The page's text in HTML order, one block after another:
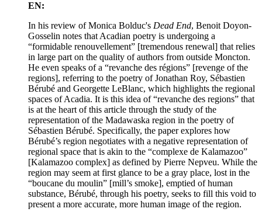
EN:
In his review of Monica Bolduc's Dead End, Benoit Doyon-
Gosselin notes that Acadian poetry is undergoing a
“formidable renouvellement” [tremendous renewal] that relies
in large part on the quality of authors from outside Moncton.
He even speaks of a “revanche des régions” [revenge of the
regions], referring to the poetry of Jonathan Roy, Sébastien
Bérubé and Georgette LeBlanc, which highlights the regional
spaces of Acadia. It is this idea of “revanche des regions” that
is at the heart of this article through the study of the
representation of the Madawaska region in the poetry of
Sébastien Bérubé. Specifically, the paper explores how
Bérubé’s region negotiates with a negative representation of
regional space that is akin to the “complexe de Kalamazoo”
[Kalamazoo complex] as defined by Pierre Nepveu. While the
region may seem at first glance to be a gray place, lost in the
“boucane du moulin” [mill’s smoke], emptied of human
substance, Bérubé, through his poetry, seeks to fill this void to
present a more accurate, more human image of the region.